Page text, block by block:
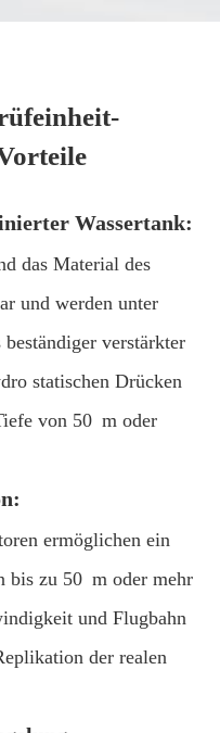
Wassertank:
das Material des
und werden unter
verstärkter
statischen Drücken
von 50 m oder
ermöglichen ein
bis zu 50 m oder mehr
und Flugbahn
der realen